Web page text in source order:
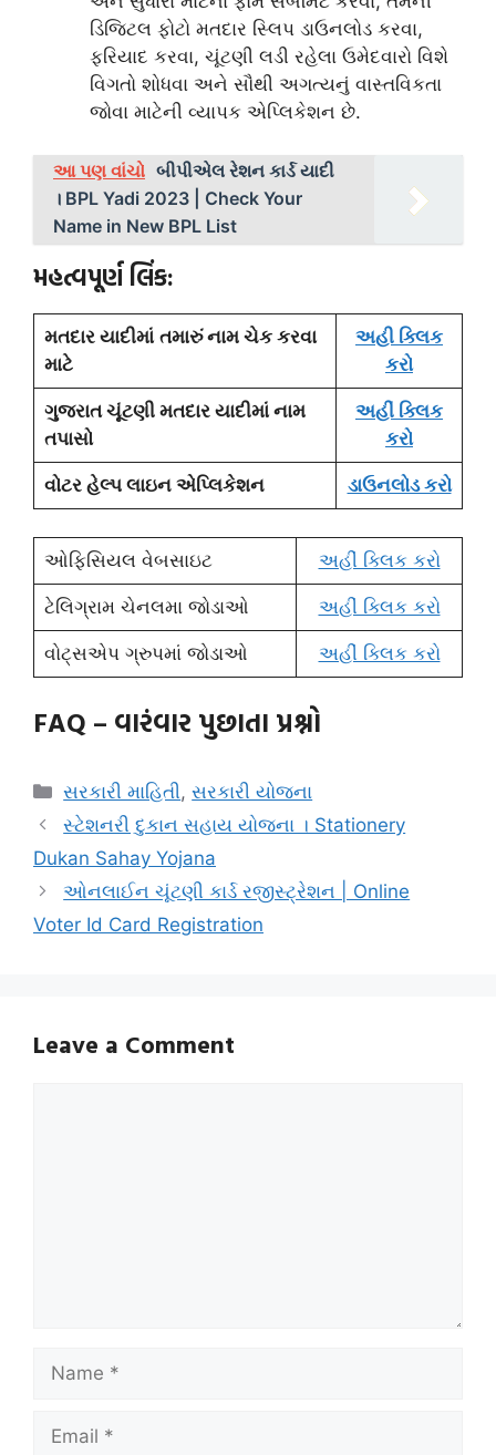
ડિજિટલ ફોટો મતદાર સ્લિપ ડાઉનલોડ કરવા,
ફરિયાદ કરવા, ચૂંટણી લડી રહેલા ઉમેદવારો વિશે
વિગતો શોધવા અને સૌથી અગત્યનું વાસ્તવિકતા
જોવા માટેની વ્યાપક એપ્લિકેશન છે.
આ પણ વાંચો બીપીએલ રેશન કાર્ડ યાદી
। BPL Yadi 2023 | Check Your
Name in New BPL List
મહત્વપૂર્ણ લિંક:
મતદાર યાદીમાં તમારું નામ ચેક કરવા
માટે
અહી ક્લિક
કરો
ગુજરાત ચૂંટણી મતદાર યાદીમાં નામ
તપાસો
અહીં ક્લિક
કરો
વોટર હેલ્પ લાઇન એપ્લિકેશન ડાઉનલોડ કરો
ઓફિસિયલ વેબસાઇટ અહીં ક્લિક કરો
ટેલિગ્રામ ચેનલમા જોડાઓ અહીં ક્લિક કરો
વોટ્સએપ ગ્રુપમાં જોડાઓ અહીં ક્લિક કરો
FAQ – વારંવાર પુછાતા પ્રશ્નો
Categories
સરકારી માહિતી,સરકારી યોજના
સ્ટેશનરી દુકાન સહાય યોજના । Stationery
Dukan Sahay Yojana
ઓનલાઈન ચૂંટણી કાર્ડ રજીસ્ટ્રેશન | Online
Voter Id Card Registration
Leave a Comment